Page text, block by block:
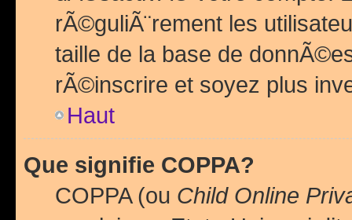
rÃ©guliÃ¨rement les
taille de la base de
rÃ©inscrire et soyez plus
Haut
Que signifie COPPA?
COPPA (ou Child Online